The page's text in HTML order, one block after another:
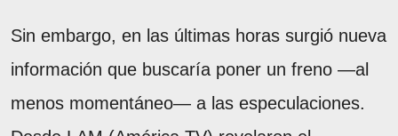
Sin embargo, en las últimas horas surgió nueva
información que buscaría poner un freno —al
menos momentáneo— a las especulaciones.